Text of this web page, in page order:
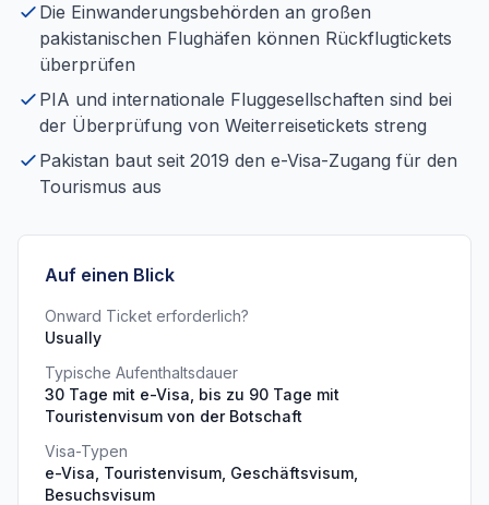
Die Einwanderungsbehörden an großen
pakistanischen Flughäfen können Rückflugtickets
überprüfen
PIA und internationale Fluggesellschaften sind bei
der Überprüfung von Weiterreisetickets streng
Pakistan baut seit 2019 den e-Visa-Zugang für den
Tourismus aus
Auf einen Blick
Onward Ticket erforderlich?
Usually
Typische Aufenthaltsdauer
30 Tage mit e-Visa, bis zu 90 Tage mit
Touristenvisum von der Botschaft
Visa-Typen
e-Visa, Touristenvisum, Geschäftsvisum,
Besuchsvisum